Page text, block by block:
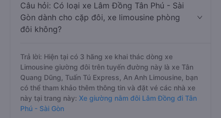
Câu hỏi: Có loại xe Lâm Đồng Tân Phú - Sài
Gòn dành cho cặp đôi, xe limousine phòng
đôi không?
Trả lời: Hiện tại có 3 hãng xe khai thác dòng xe
Limousine giường đôi trên tuyến đường này là xe Tân
Quang Dũng, Tuấn Tú Express, An Anh Limousine, bạn
có thể tham khảo thêm thông tin và đặt vé các nhà xe
này tại trang này: Xe giường nằm đôi Lâm Đồng đi Tân
Phú - Sài Gòn